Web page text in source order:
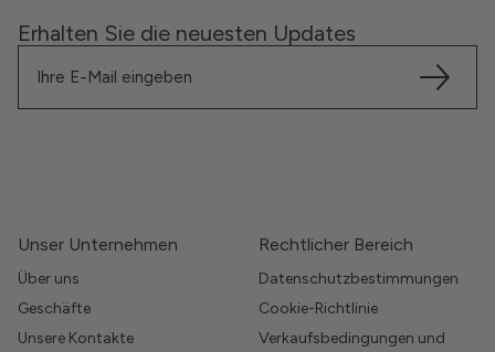
Erhalten Sie die neuesten Updates
Unser Unternehmen
Über uns
Geschäfte
Unsere Kontakte
Rechtlicher Bereich
Datenschutzbestimmungen
Cookie-Richtlinie
Verkaufsbedingungen und